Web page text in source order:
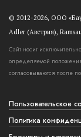
© 2012-2026, OOO
Adler (Австрия),
Сайт носит
определяемой
согласовываются после
Пользовательское
Политика